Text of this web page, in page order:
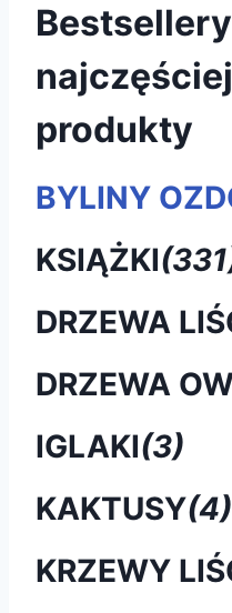
produkty
BYLINY
KSIĄŻKI
DRZEWA
DRZEWA
IGLAKI(3)
KAKTUSY(4)
KRZEWY